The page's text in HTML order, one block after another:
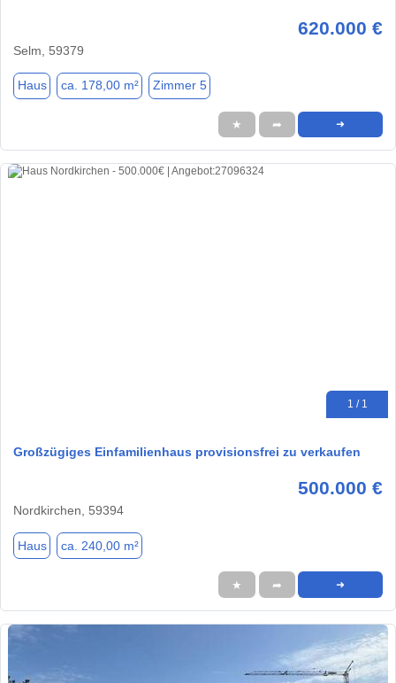
620.000 €
Selm, 59379
Haus ca. 178,00 m² Zimmer 5
★ ➦ ➜
1 / 1
Großzügiges Einfamilienhaus provisionsfrei zu verkaufen
500.000 €
Nordkirchen, 59394
Haus ca. 240,00 m²
★ ➦ ➜